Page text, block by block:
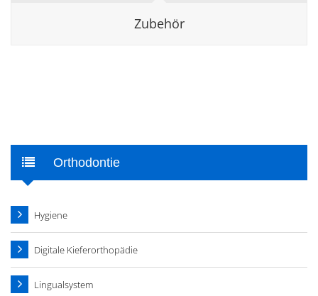
Zubehör
Orthodontie
Hygiene
Digitale Kieferorthopädie
Lingualsystem